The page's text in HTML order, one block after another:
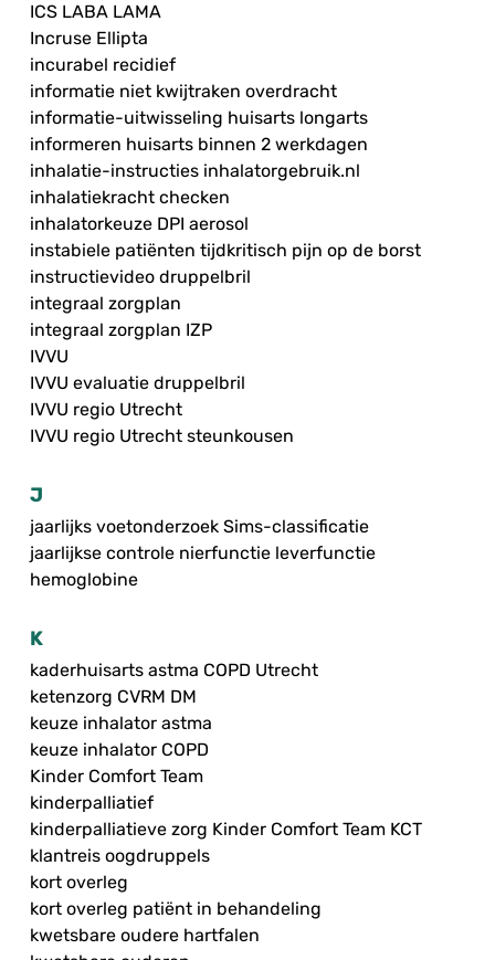
ICS LABA LAMA
Incruse Ellipta
incurabel recidief
informatie niet kwijtraken overdracht
informatie-uitwisseling huisarts longarts
informeren huisarts binnen 2 werkdagen
inhalatie-instructies inhalatorgebruik.nl
inhalatiekracht checken
inhalatorkeuze DPI aerosol
instabiele patiënten tijdkritisch pijn op de borst
instructievideo druppelbril
integraal zorgplan
integraal zorgplan IZP
IVVU
IVVU evaluatie druppelbril
IVVU regio Utrecht
IVVU regio Utrecht steunkousen
J
jaarlijks voetonderzoek Sims-classificatie
jaarlijkse controle nierfunctie leverfunctie
hemoglobine
K
kaderhuisarts astma COPD Utrecht
ketenzorg CVRM DM
keuze inhalator astma
keuze inhalator COPD
Kinder Comfort Team
kinderpalliatief
kinderpalliatieve zorg Kinder Comfort Team KCT
klantreis oogdruppels
kort overleg
kort overleg patiënt in behandeling
kwetsbare oudere hartfalen